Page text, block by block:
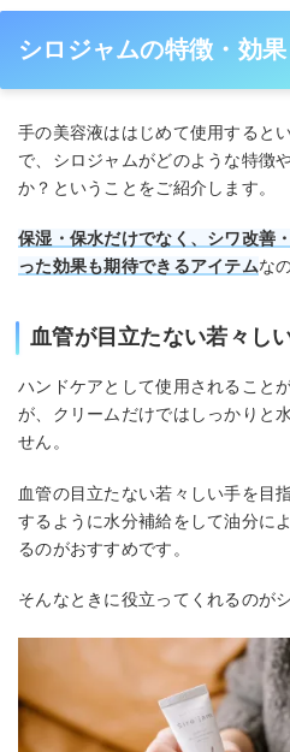
シロジャムの特徴・効果
手の美容液ははじめて使用すると
で、シロジャムがどのような特徴
か？ということをご紹介します。
保湿・保水だけでなく、シワ改善
った効果も期待できるアイテムな
血管が目立たない若々し
ハンドケアとして使用されること
が、クリームだけではしっかりと
せん。
血管の目立たない若々しい手を目
するように水分補給をして油分に
るのがおすすめです。
そんなときに役立ってくれるのが